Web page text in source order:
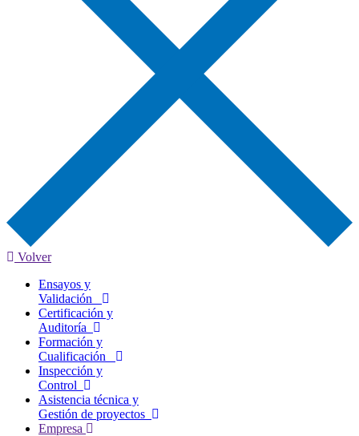
Volver
Ensayos y
Validación
Certificación y
Auditoría
Formación y
Cualificación
Inspección y
Control
Asistencia técnica y
Gestión de proyectos
Empresa